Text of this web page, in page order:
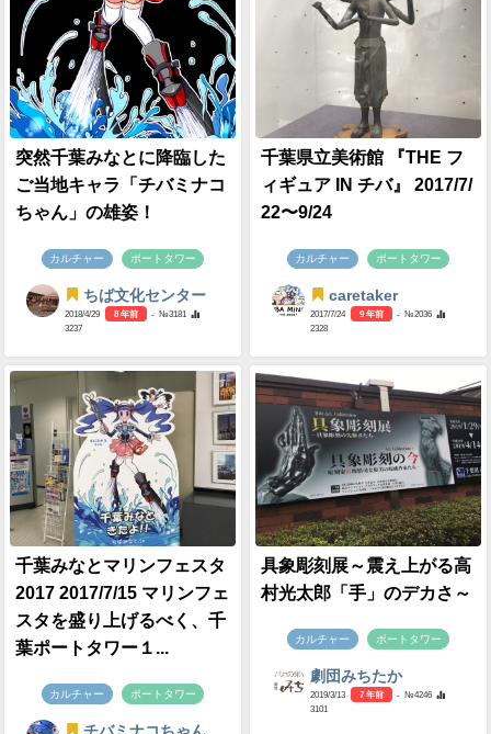
突然千葉みなとに降臨した
ご当地キャラ「チバミナコ
ちゃん」の雄姿！
カルチャー ポートタワー
ちば文化センター
2018/4/29 8 年前
- №3181
3237
千葉県立美術館 『THE フ
ィギュア IN チバ』 2017/7/
22〜9/24
カルチャー ポートタワー
caretaker
2017/7/24 9 年前
- №2036
2328
千葉みなとマリンフェスタ
2017 2017/7/15 マリンフェ
スタを盛り上げるべく、千
葉ポートタワー１...
カルチャー ポートタワー
具象彫刻展～震え上がる高
村光太郎「手」のデカさ～
カルチャー ポートタワー
劇団みちたか
2019/3/13 7 年前
- №4246
3101